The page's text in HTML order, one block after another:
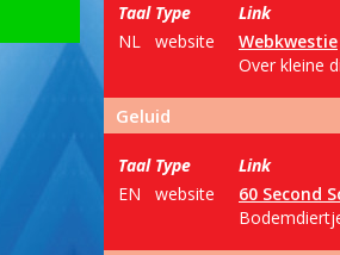
Taal Type
Link
NL
website
Webkwestie
Over kleine
Geluid
Taal Type
Link
EN
website
60 Second